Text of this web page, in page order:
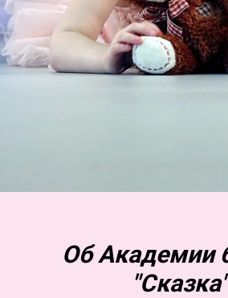
Об Академии
"Сказка"